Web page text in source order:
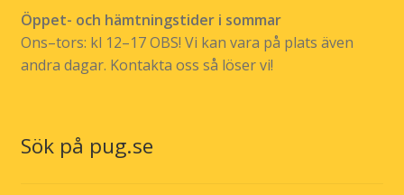
Öppet- och hämtningstider i sommar
Ons–tors: kl 12–17 OBS! Vi kan vara på plats även
andra dagar. Kontakta oss så löser vi!
Sök på pug.se